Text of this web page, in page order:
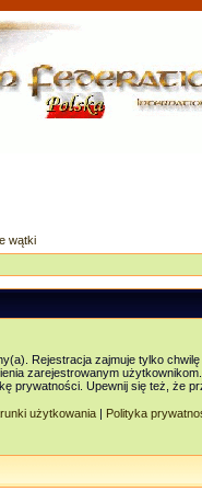
wątki
Rejestracja zajmuje tylko
zarejestrowanym
prywatności. Upewnij się też, że
użytkowania | Polityka